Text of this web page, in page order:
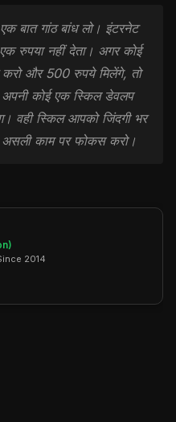
बात गांठ बांध लो। इंटरनेट
रुपया नहीं देता। अगर कोई
और 500 रुपये मिलेंगे, तो
कोई एक स्किल डेवलप
वही स्किल आपको जिंदगी भर
काम पर फोकस करो।
2014